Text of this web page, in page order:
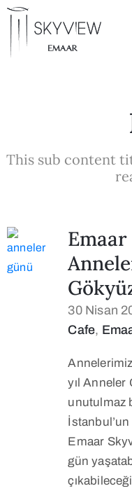
This sub content
Emaar
30 Nisan
Cafe,
yıl Anneler
unutulmaz
Emaar
gün